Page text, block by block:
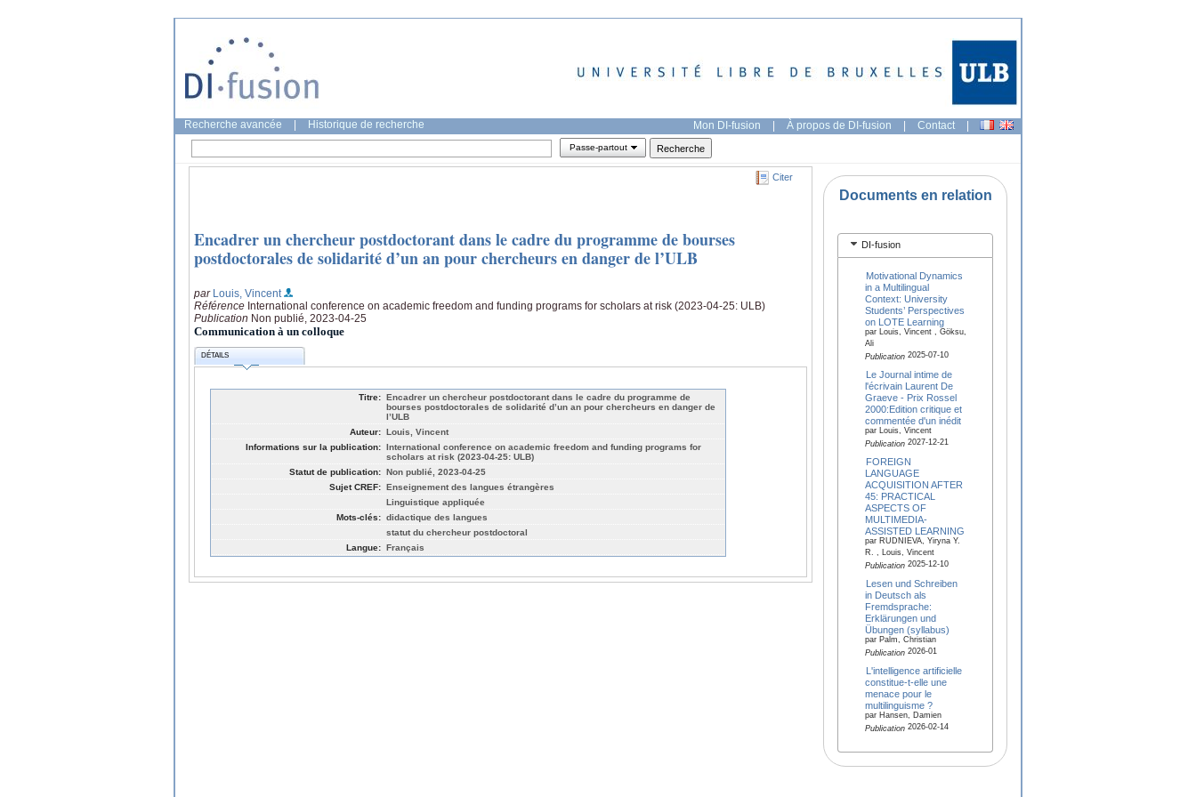
Recherche avancée Historique de recherche Mon DI-fusion | À propos de DI-fusion | Contact |
Passe-partout
Citer
Encadrer un chercheur postdoctorant dans le cadre du programme de bourses
postdoctorales de solidarité d’un an pour chercheurs en danger de l’ULB
par Louis, Vincent
Référence International conference on academic freedom and funding programs for scholars at risk (2023-04-25: ULB)
Publication Non publié, 2023-04-25
Communication à un colloque
DÉTAILS
Titre: Encadrer un chercheur postdoctorant dans le cadre du programme de
bourses postdoctorales de solidarité d’un an pour chercheurs en danger de
l’ULB
Auteur: Louis, Vincent
Informations sur la publication: International conference on academic freedom and funding programs for
scholars at risk (2023-04-25: ULB)
Statut de publication: Non publié, 2023-04-25
Sujet CREF: Enseignement des langues étrangères
Linguistique appliquée
Mots-clés: didactique des langues
statut du chercheur postdoctoral
Langue: Français
Documents en relation
DI-fusion
Motivational Dynamics
in a Multilingual
Context: University
Students’ Perspectives
on LOTE Learning
par Louis, Vincent , Göksu,
Ali
Publication2025-07-10
Le Journal intime de
l'écrivain Laurent De
Graeve - Prix Rossel
2000:Edition critique et
commentée d'un inédit
par Louis, Vincent
Publication2027-12-21
FOREIGN
LANGUAGE
ACQUISITION AFTER
45: PRACTICAL
ASPECTS OF
MULTIMEDIA-
ASSISTED LEARNING
par RUDNIEVA, Yiryna Y.
R. , Louis, Vincent
Publication2025-12-10
Lesen und Schreiben
in Deutsch als
Fremdsprache:
Erklärungen und
Übungen (syllabus)
par Palm, Christian
Publication2026-01
L'intelligence artificielle
constitue-t-elle une
menace pour le
multilinguisme ?
par Hansen, Damien
Publication2026-02-14